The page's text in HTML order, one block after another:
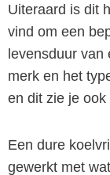
Uiteraard is dit
vind om een
levensduur van
merk en het
en dit zie je
Een dure
gewerkt met